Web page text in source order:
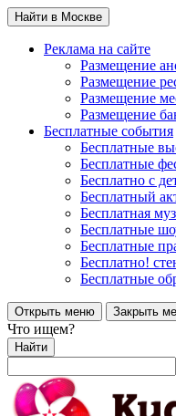
Найти в Москве
Реклама на сайте
Размещение
Размещение
Размещение
Размещение
Бесплатные события
Бесплатные
Бесплатные
Бесплатно с
Бесплатный
Бесплатная
Бесплатные
Бесплатные
Бесплатно!
Бесплатные
Открыть меню Закрыть
Что ищем?
Найти